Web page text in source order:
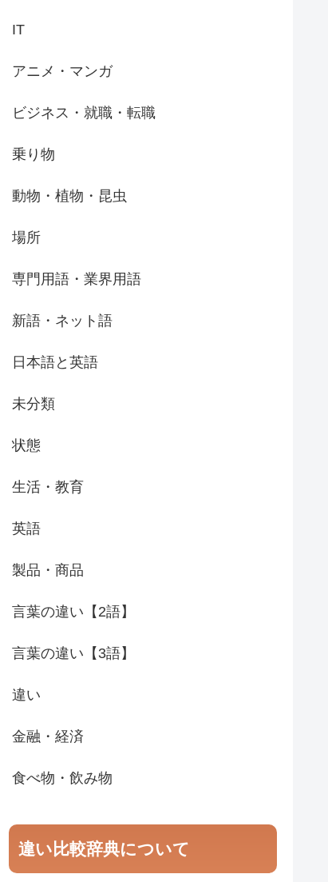
IT
アニメ・マンガ
ビジネス・就職・転職
乗り物
動物・植物・昆虫
場所
専門用語・業界用語
新語・ネット語
日本語と英語
未分類
状態
生活・教育
英語
製品・商品
言葉の違い【2語】
言葉の違い【3語】
違い
金融・経済
食べ物・飲み物
違い比較辞典について